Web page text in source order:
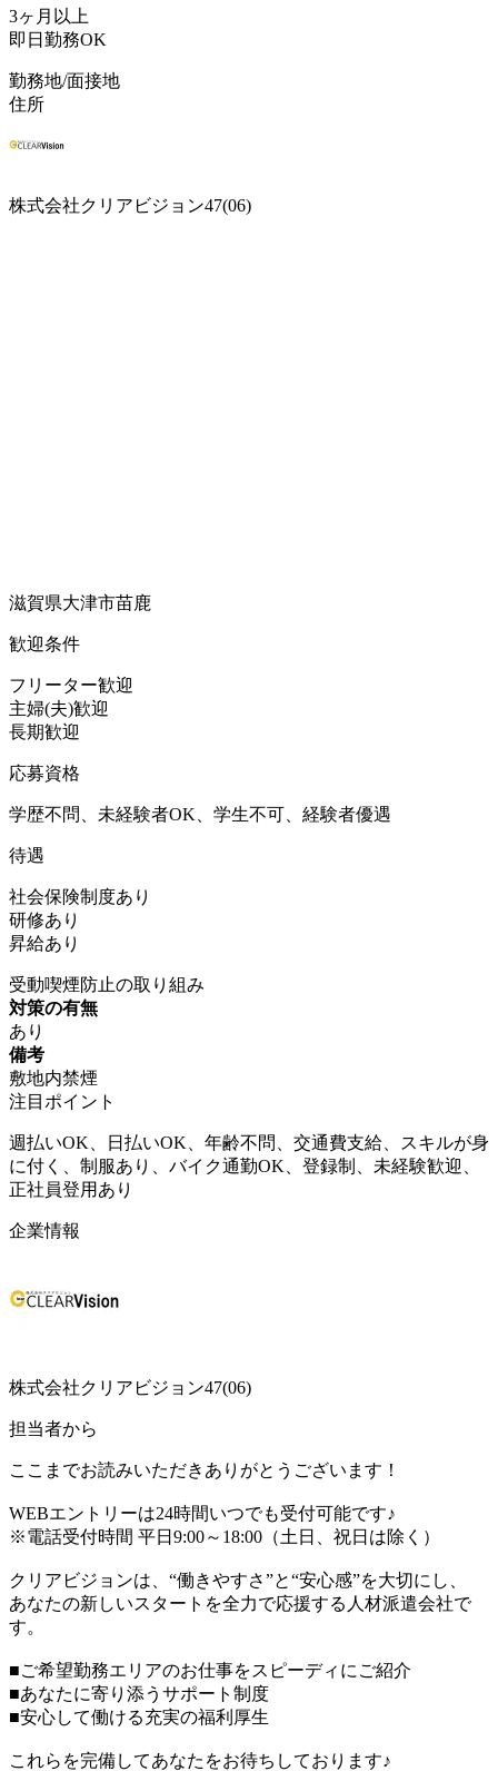
3ヶ月以上
即日勤務OK
勤務地/面接地
住所
株式会社クリアビジョン47(06)
滋賀県大津市苗鹿
歓迎条件
フリーター歓迎
主婦(夫)歓迎
長期歓迎
応募資格
学歴不問、未経験者OK、学生不可、経験者優遇
待遇
社会保険制度あり
研修あり
昇給あり
受動喫煙防止の取り組み
対策の有無
あり
備考
敷地内禁煙
注目ポイント
週払いOK、日払いOK、年齢不問、交通費支給、スキルが身
に付く、制服あり、バイク通勤OK、登録制、未経験歓迎、
正社員登用あり
企業情報
株式会社クリアビジョン47(06)
担当者から
ここまでお読みいただきありがとうございます！
WEBエントリーは24時間いつでも受付可能です♪
※電話受付時間 平日9:00～18:00（土日、祝日は除く）
クリアビジョンは、“働きやすさ”と“安心感”を大切にし、
あなたの新しいスタートを全力で応援する人材派遣会社で
す。
■ご希望勤務エリアのお仕事をスピーディにご紹介
■あなたに寄り添うサポート制度
■安心して働ける充実の福利厚生
これらを完備してあなたをお待ちしております♪